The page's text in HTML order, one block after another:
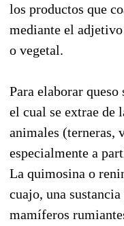
los productos que
mediante el
o vegetal.
Para elaborar
el cual se extrae de
animales (terneras,
especialmente a
La quimosina o
cuajo, una
mamíferos